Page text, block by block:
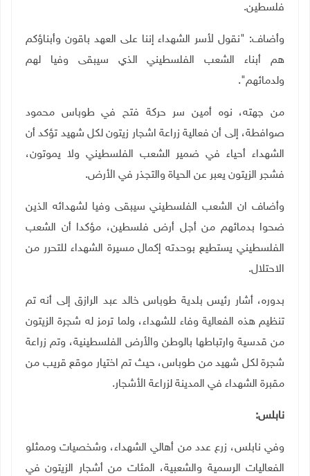
فلسطين.
وأضاف: "نقول لأسر الشهداء إننا على العهد باقون وأبناؤكم
هم أبناء الشعب الفلسطيني الذي سيبقى وفيا لهم
ولدمائهم".
من جهته، نوه أمين سر حركة فتح في طوباس محمود
صوافطة، إلى أن فعالية زراعة اشجار زيتون لكل شهيد تؤكد أن
الشهداء أحياء في ضمير الشعب الفلسطيني ولا يموتون،
فشجر الزيتون يعبر عن الحياة والتجذر في الأرض.
وأضاف ان الشعب الفلسطيني سيبقى وفيا لشهدائه الذين
ضحوا بدمائهم من أجل أرض فلسطين، مؤكدا أن الشعب
الفلسطيني يستطيع بوحدته إكمال مسيرة الشهداء للتحرر من
الاحتلال.
بدوره، أشار رئيس بلدية طوباس خالد عبد الرازق إلى أنه تم
تنظيم هذه الفعالية وفاء للشهداء، ولما ترمز له شجرة الزيتون
من قدسية وارتباطها بالوطن والأرض الفلسطينية، وتم زراعة
شجرة لكل شهيد من طوباس، حيث تم اختيار موقع قريب من
مقبرة الشهداء في المدينة لزراعة الأشجار.
نابلس:
وفي نابلس، زرع عدد من أهالي الشهداء، وشخصيات وممثلو
الفعاليات الرسمية والشعبية، المئات من أشجار الزيتون في